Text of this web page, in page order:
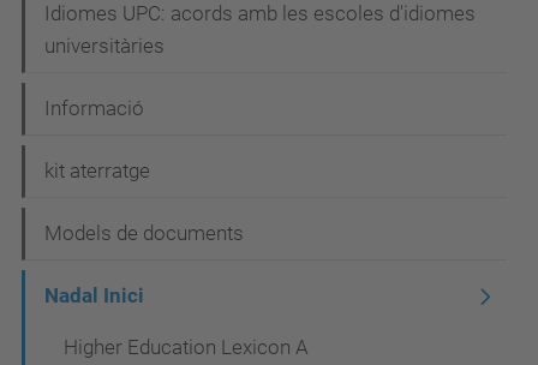
Idiomes UPC: acords amb les escoles d'idiomes
universitàries
Informació
kit aterratge
Models de documents
Nadal Inici
Higher Education Lexicon A